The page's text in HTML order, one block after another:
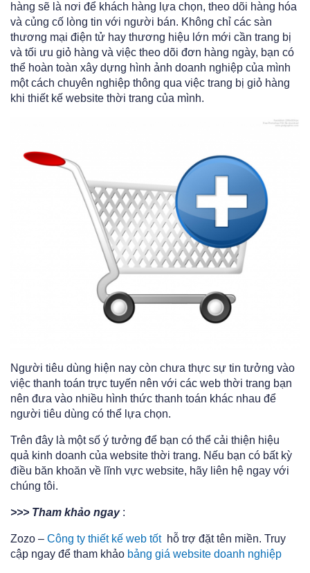
hàng sẽ là nơi để khách hàng lựa chọn, theo dõi hàng hóa
và củng cố lòng tin với người bán. Không chỉ các sàn
thương mại điện tử hay thương hiệu lớn mới cần trang bị
và tối ưu giỏ hàng và việc theo dõi đơn hàng ngày, bạn có
thể hoàn toàn xây dựng hình ảnh doanh nghiệp của mình
một cách chuyên nghiệp thông qua việc trang bị giỏ hàng
khi thiết kế website thời trang của mình.
Người tiêu dùng hiện nay còn chưa thực sự tin tưởng vào
việc thanh toán trực tuyến nên với các web thời trang bạn
nên đưa vào nhiều hình thức thanh toán khác nhau để
người tiêu dùng có thể lựa chọn.
Trên đây là một số ý tưởng để bạn có thể cải thiện hiệu
quả kinh doanh của website thời trang. Nếu bạn có bất kỳ
điều băn khoăn về lĩnh vực website, hãy liên hệ ngay với
chúng tôi.
>>> Tham khảo ngay:
Zozo – Công ty thiết kế web tốt hỗ trợ đặt tên miền. Truy
cập ngay để tham khảo bảng giá website doanh nghiệp